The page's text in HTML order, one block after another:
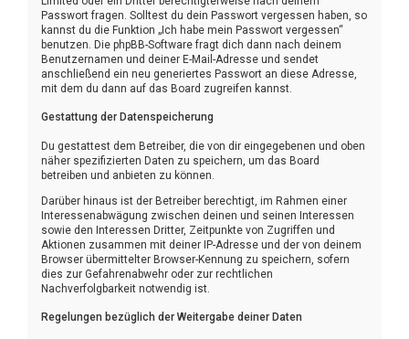
Passwort fragen. Solltest du dein Passwort vergessen haben, so
kannst du die Funktion „Ich habe mein Passwort vergessen“
benutzen. Die phpBB-Software fragt dich dann nach deinem
Benutzernamen und deiner E-Mail-Adresse und sendet
anschließend ein neu generiertes Passwort an diese Adresse,
mit dem du dann auf das Board zugreifen kannst.
Gestattung der Datenspeicherung
Du gestattest dem Betreiber, die von dir eingegebenen und oben
näher spezifizierten Daten zu speichern, um das Board
betreiben und anbieten zu können.
Darüber hinaus ist der Betreiber berechtigt, im Rahmen einer
Interessenabwägung zwischen deinen und seinen Interessen
sowie den Interessen Dritter, Zeitpunkte von Zugriffen und
Aktionen zusammen mit deiner IP-Adresse und der von deinem
Browser übermittelter Browser-Kennung zu speichern, sofern
dies zur Gefahrenabwehr oder zur rechtlichen
Nachverfolgbarkeit notwendig ist.
Regelungen bezüglich der Weitergabe deiner Daten